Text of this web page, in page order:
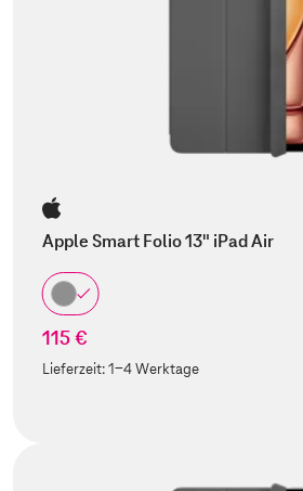
Apple Smart Folio 13" iPad Air
115 €
Lieferzeit:1-4 Werktage